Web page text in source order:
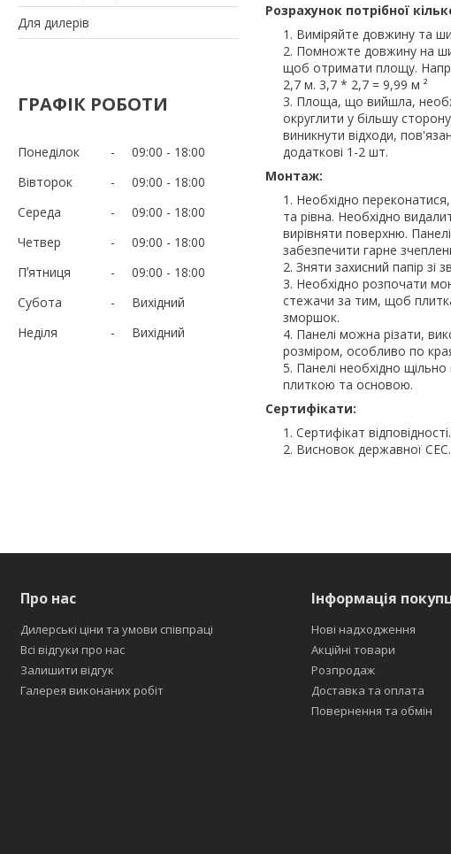
Для дилерів
ГРАФІК РОБОТИ
Понеділок 09:00
18:00
Вівторок
09:00
18:00
Середа
09:00
18:00
Четвер
09:00
18:00
Пʼятниця
09:00
18:00
Субота
Вихідний
Неділя
Вихідний
Розрахунок потрібної
Виміряйте довжину та
Помножте довжину на
щоб отримати площу.
2,7 м. 3,7 * 2,7 = 9,99 м ²
Площа, що вийшла,
округлити у більшу
виникнути відходи,
додаткові 1-2 шт.
Монтаж:
Необхідно
та рівна. Необхідно
вирівняти поверхню.
забезпечити гарне
Зняти захисний папір зі
Необхідно розпочати
стежачи за тим, щоб
зморшок.
Панелі можна різати,
розміром, особливо по
Панелі необхідно
плиткою та основою.
Сертифікати:
Сертифікат відповідності.
Висновок державної СЕС.
Про нас
Дилерські ціни та умови співпраці
Всі відгуки про нас
Залишити відгук
Галерея виконаних робіт
Інформація
Нові надходження
Акційні товари
Розпродаж
Доставка та оплата
Повернення та обмін